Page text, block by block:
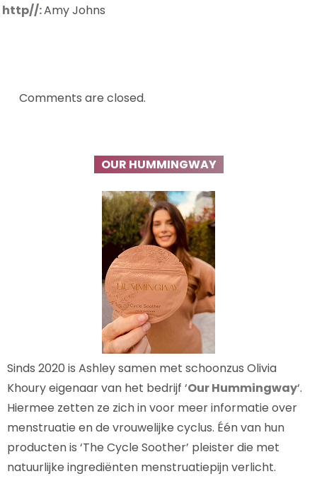
http//:Amy Johns
Comments are closed.
OUR HUMMINGWAY
Sinds 2020 is Ashley samen met schoonzus Olivia
Khoury eigenaar van het bedrijf ‘Our Hummingway‘.
Hiermee zetten ze zich in voor meer informatie over
menstruatie en de vrouwelijke cyclus. Één van hun
producten is ‘The Cycle Soother’ pleister die met
natuurlijke ingrediënten menstruatiepijn verlicht.